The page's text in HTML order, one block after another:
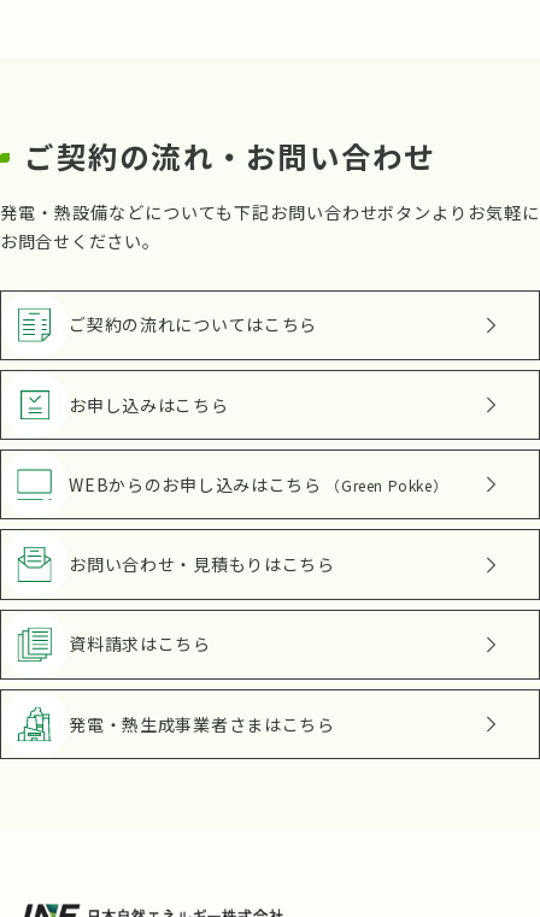
ご契約の流れ・お問い合わせ
発電・熱設備などについても下記お問い合わせボタンよりお気軽に
お問合せください。
ご契約の流れについてはこちら
お申し込みはこちら
WEBからのお申し込みはこちら （Green Pokke）
お問い合わせ・見積もり はこちら
資料請求 はこちら
発電・熱生成事業者さま はこちら